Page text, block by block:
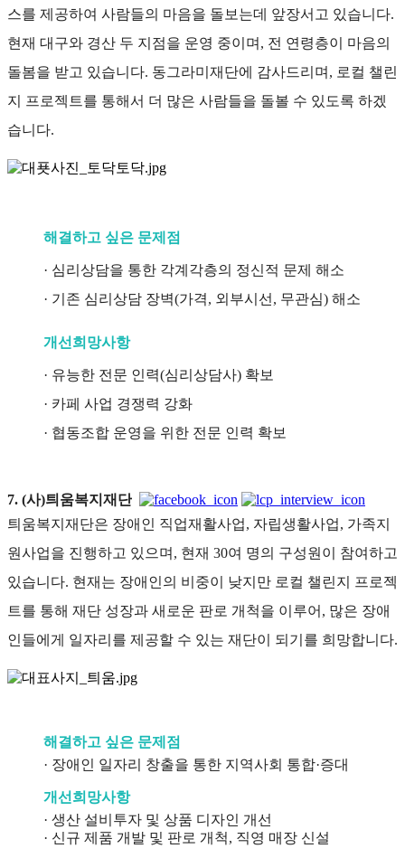
스를 제공하여 사람들의 마음을 돌보는데 앞장서고 있습니다.
현재 대구와 경산 두 지점을 운영 중이며, 전 연령층이 마음의
돌봄을 받고 있습니다. 동그라미재단에 감사드리며, 로컬 챌린
지 프로젝트를 통해서 더 많은 사람들을 돌볼 수 있도록 하겠
습니다.
해결하고 싶은 문제점
· 심리상담을 통한 각계각층의 정신적 문제 해소
· 기존 심리상담 장벽(가격, 외부시선, 무관심) 해소
개선희망사항
· 유능한 전문 인력(심리상담사) 확보
· 카페 사업 경쟁력 강화
· 협동조합 운영을 위한 전문 인력 확보
7. (사)틔움복지재단
틔움복지재단은 장애인 직업재활사업, 자립생활사업, 가족지
원사업을 진행하고 있으며, 현재 30여 명의 구성원이 참여하고
있습니다. 현재는 장애인의 비중이 낮지만 로컬 챌린지 프로젝
트를 통해 재단 성장과 새로운 판로 개척을 이루어, 많은 장애
인들에게 일자리를 제공할 수 있는 재단이 되기를 희망합니다.
해결하고 싶은 문제점
· 장애인 일자리 창출을 통한 지역사회 통합·증대
개선희망사항
· 생산 설비투자 및 상품 디자인 개선
· 신규 제품 개발 및 판로 개척, 직영 매장 신설